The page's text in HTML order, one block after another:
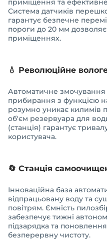
приміщення та
Система датчиків
гарантує безпечне
пороги до 20 мм
приміщеннях.
💧 Революційне
Автоматичне змочування
прибирання з функцією
розумно уникає килимів
об'єм резервуара для
(станція) гарантує
користувача.
🔄 Станція
Інноваційна база
відпрацьовану воду та
повітрям. Ємність
забезпечує тижні
підзарядка та
безперервну чистоту.